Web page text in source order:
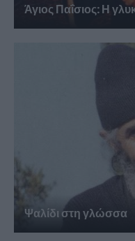
Άγιος Παΐσιος: Η
Ψαλίδι στη γλώσσα